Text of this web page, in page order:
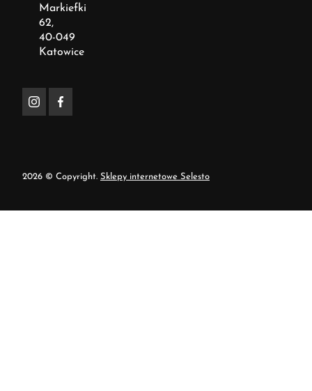
Markiefki
62,
40-049
Katowice
2026 © Copyright. Sklepy internetowe Selesto